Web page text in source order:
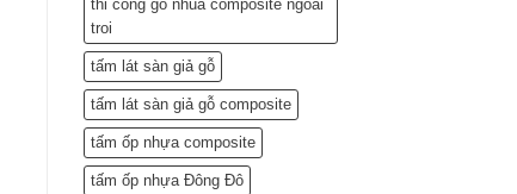
thi cong go nhua composite ngoai
troi
tấm lát sàn giả gỗ
tấm lát sàn giả gỗ composite
tấm ốp nhựa composite
tấm ốp nhựa Đông Đô